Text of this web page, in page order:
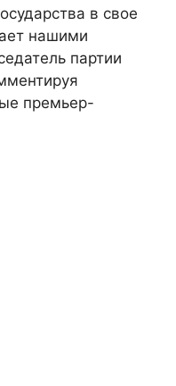
в свое
нашими
партии
премьер-